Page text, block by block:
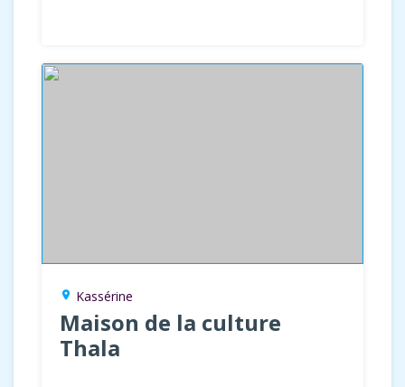
location_on Kassérine
Maison de la culture
Thala